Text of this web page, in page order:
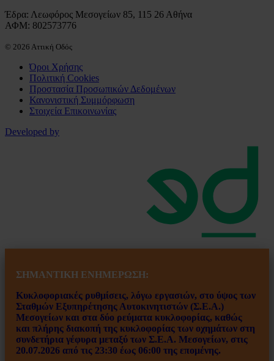
Έδρα: Λεωφόρος Μεσογείων 85, 115 26 Αθήνα
ΑΦΜ: 802573776
© 2026 Αττική Οδός
Όροι Χρήσης
Πολιτική Cookies
Προστασία Προσωπικών Δεδομένων
Κανονιστική Συμμόρφωση
Στοιχεία Επικοινωνίας
Developed by
ΣΗΜΑΝΤΙΚΗ ΕΝΗΜΕΡΩΣΗ:
Κυκλοφοριακές ρυθμίσεις, λόγω εργασιών, στο ύψος των
Σταθμών Εξυπηρέτησης Αυτοκινητιστών (Σ.Ε.Α.)
Μεσογείων και στα δύο ρεύματα κυκλοφορίας, καθώς
και πλήρης διακοπή της κυκλοφορίας των οχημάτων στη
συνδετήρια γέφυρα μεταξύ των Σ.Ε.Α. Μεσογείων, στις
20.07.2026 από τις 23:30 έως 06:00 της επομένης.